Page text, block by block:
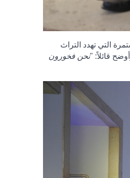
التي تهدد التراث
قائلاً: "نحن فخورون